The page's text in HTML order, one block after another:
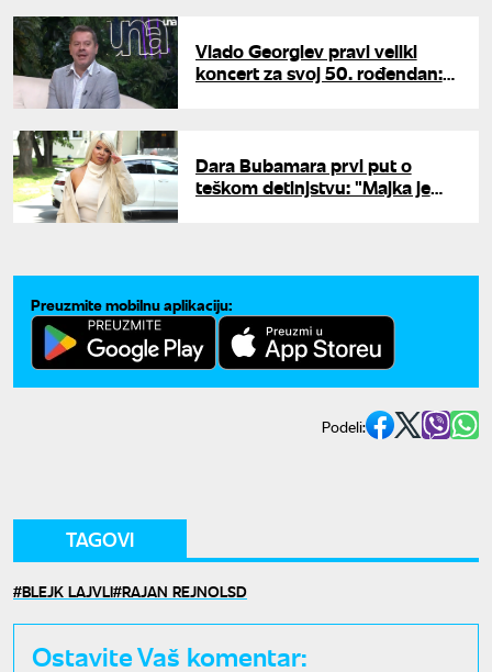
Vlado Georgiev pravi veliki
koncert za svoj 50. rođendan:
Dara Bubamara prvi put o
teškom detinjstvu: "Majka je
Preuzmite mobilnu aplikaciju:
Podeli:
TAGOVI
BLEJK LAJVLI RAJAN REJNOLSD
Ostavite Vaš komentar: